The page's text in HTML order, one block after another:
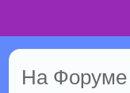
На Форуме